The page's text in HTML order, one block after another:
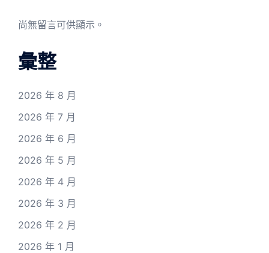
尚無留言可供顯示。
彙整
2026 年 8 月
2026 年 7 月
2026 年 6 月
2026 年 5 月
2026 年 4 月
2026 年 3 月
2026 年 2 月
2026 年 1 月